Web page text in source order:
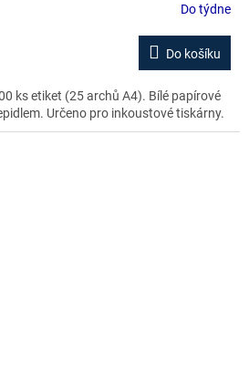
Do týdne
Do košíku
ks etiket (25 archů A4). Bílé papírové
Určeno pro inkoustové tiskárny.